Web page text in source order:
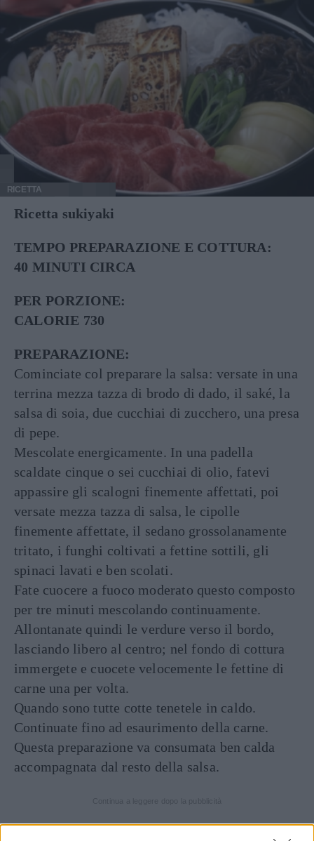
RICETTA
Ricetta sukiyaki
TEMPO PREPARAZIONE E COTTURA:
40 MINUTI CIRCA
PER PORZIONE:
CALORIE 730
PREPARAZIONE:
Cominciate col preparare la salsa: versate in una
terrina mezza tazza di brodo di dado, il saké, la
salsa di soia, due cucchiai di zucchero, una presa
di pepe.
Mescolate energicamente. In una padella
scaldate cinque o sei cucchiai di olio, fatevi
appassire gli scalogni finemente affettati, poi
versate mezza tazza di salsa, le cipolle
finemente affettate, il sedano grossolanamente
tritato, i funghi coltivati a fettine sottili, gli
spinaci lavati e ben scolati.
Fate cuocere a fuoco moderato questo composto
per tre minuti mescolando continuamente.
Allontanate quindi le verdure verso il bordo,
lasciando libero al centro; nel fondo di cottura
immergete e cuocete velocemente le fettine di
carne una per volta.
Quando sono tutte cotte tenetele in caldo.
Continuate fino ad esaurimento della carne.
Questa preparazione va consumata ben calda
accompagnata dal resto della salsa.